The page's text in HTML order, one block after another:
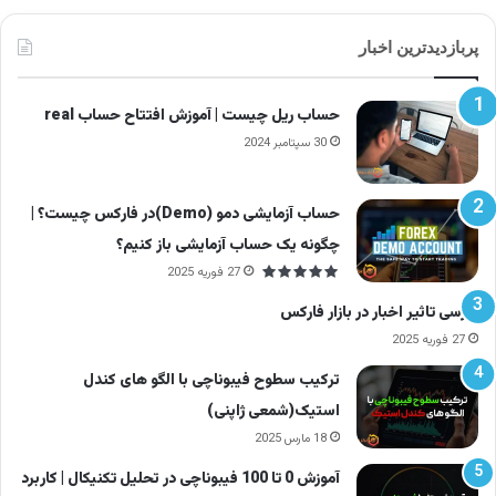
را ببینید.
مشکلات و ضررهای مالی معامله با واگرایی
(بر اساس تجربه واقعی معامله‌گران در بازار و
گزارش‌های معتبر)
در ادامه، مشکلاتی که تریدرهای واقعی در بازار تجربه
کرده‌اند را مرور می‌کنیم. این‌ها حاصل گزارش‌های
Reddit r/Forex، Babypips و تجربیات معامله‌گران
حرفه‌ای است.
۱. واگرایی خیلی زود تشکیل می‌شود
پربازدیدترین اخبار
حساب ریل چیست | آموزش افتتاح حساب real
30 سپتامبر 2024
حساب آزمایشی دمو (Demo)در فارکس چیست؟ |
چگونه یک حساب آزمایشی باز کنیم؟
27 فوریه 2025
بررسی تاثیر اخبار در بازار فارکس
27 فوریه 2025
ترکیب سطوح فیبوناچی با الگو های کندل
استیک(شمعی ژاپنی)
18 مارس 2025
آموزش 0 تا 100 فیبوناچی در تحلیل تکنیکال | کاربرد